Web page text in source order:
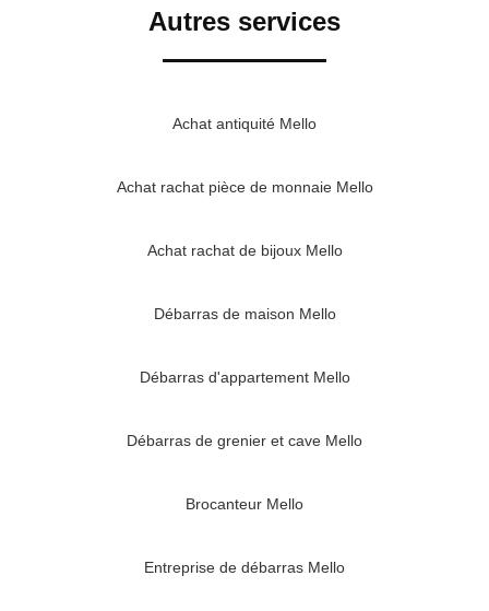
Autres services
Achat antiquité Mello
Achat rachat pièce de monnaie Mello
Achat rachat de bijoux Mello
Débarras de maison Mello
Débarras d'appartement Mello
Débarras de grenier et cave Mello
Brocanteur Mello
Entreprise de débarras Mello